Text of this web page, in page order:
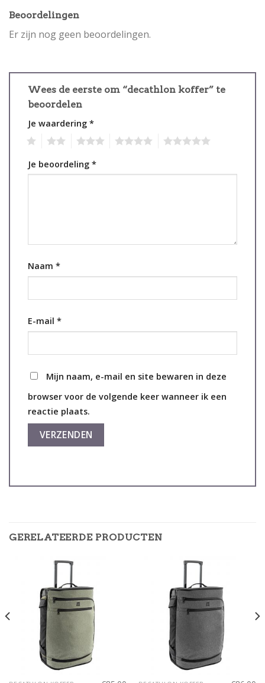
Beoordelingen
Er zijn nog geen beoordelingen.
Wees de eerste om “decathlon koffer” te
beoordelen
Je waardering *
Je beoordeling *
Naam *
E-mail *
Mijn naam, e-mail en site bewaren in deze
browser voor de volgende keer wanneer ik een
reactie plaats.
GERELATEERDE PRODUCTEN